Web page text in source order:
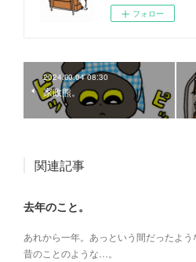
フォロー
2024.09.04 08:30
家政熊。
関連記事
去年のこと。
あれから一年。あっという間だったよう
昔のことのような…。